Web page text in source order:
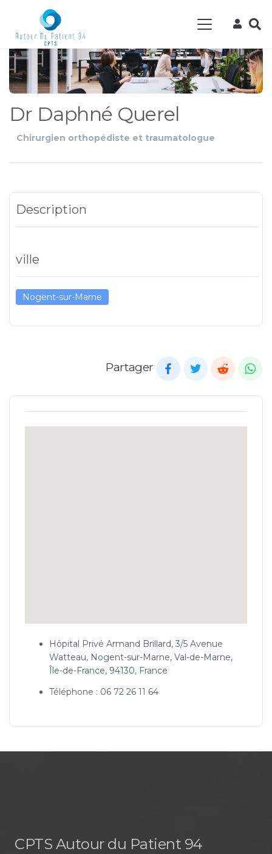
Dr Daphné Querel
Chirurgien orthopédiste et traumatologue
Description
ville
Nogent-sur-Marne
Partager
Hôpital Privé Armand Brillard, 3/5 Avenue
Watteau, Nogent-sur-Marne, Val-de-Marne,
Île-de-France, 94130, France
Téléphone : 06 72 26 11 64
CPTS Autour du Patient 94